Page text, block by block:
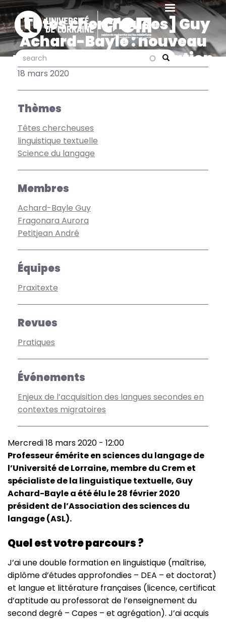
Aller
au
contenu
principal
Search
search search
[Têtes chercheuses] Guy
Achard-Bayle : nouveau
président de l’Association
des sciences du langage
18 mars 2020
Thèmes
Têtes chercheuses
linguistique textuelle
Science du langage
Membres
Achard-Bayle Guy
Fragonara Aurora
Petitjean André
Équipes
Praxitexte
Revues
Pratiques
Événements
Enjeux de l’acquisition des langues secondes en
contextes migratoires
Mercredi 18 mars 2020 - 12:00
Professeur émérite en sciences du langage de
l’Université de Lorraine, membre du Crem et
spécialiste de la linguistique textuelle, Guy
Achard-Bayle a été élu le 28 février 2020
président de l’Association des sciences du
langage (ASL).
Quel est votre parcours ?
J’ai une double formation en linguistique (maîtrise,
diplôme d’études approfondies – DEA – et doctorat)
et langue et littérature françaises (licence, certificat
d’aptitude au professorat de l’enseignement du
second degré – Capes – et agrégation). J’ai acquis